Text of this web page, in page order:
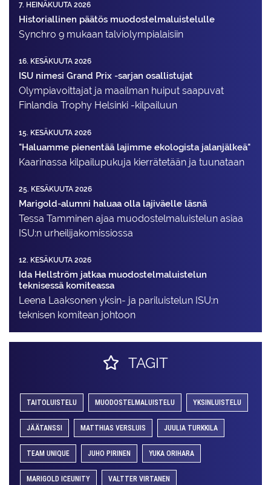
7. HEINÄKUUTA 2026
Historiallinen päätös muodostelmaluistelulle
Synchro 9 mukaan talviolympialaisiin
16. KESÄKUUTA 2026
ISU nimesi Grand Prix -sarjan osallistujat
Olympiavoittajat ja maailman huiput saapuvat
Finlandia Trophy Helsinki -kilpailuun
15. KESÄKUUTA 2026
"Haluamme pienentää lajimme ekologista jalanjälkeä"
Kaarinassa kilpailupukuja kierrätetään ja tuunataan
25. KESÄKUUTA 2026
Marigold-alumni haluaa olla lajiväelle läsnä
Tessa Tamminen ajaa muodostelma­luistelun asiaa
ISU:n urheilija­komissiossa
12. KESÄKUUTA 2026
Ida Hellström jatkaa muodostelmaluistelun
teknisessä komiteassa
Leena Laaksonen yksin- ja pariluistelun ISU:n
teknisen komitean johtoon
TAGIT
TAITOLUISTELU MUODOSTELMALUISTELU YKSINLUISTELU
JÄÄTANSSI MATTHIAS VERSLUIS JUULIA TURKKILA
TEAM UNIQUE JUHO PIRINEN YUKA ORIHARA
MARIGOLD ICEUNITY VALTTER VIRTANEN